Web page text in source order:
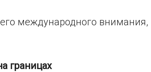
международного внимания,
границах